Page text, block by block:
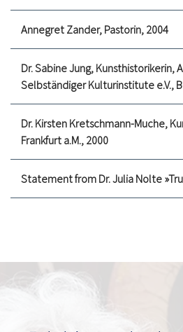
Annegret Zander, Pastorin, 2004
Dr. Sabine Jung, Kunsthistorikerin,
Selbständiger Kulturinstitute e.V.,
Dr. Kirsten Kretschmann-Muche,
Frankfurt a.M., 2000
Statement from Dr. Julia Nolte